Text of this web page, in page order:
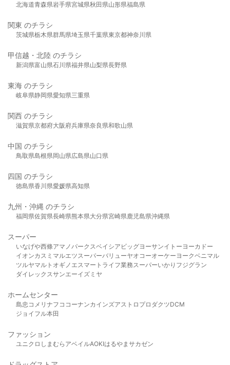
北海道青森県岩手県宮城県秋田県山形県福島県
関東 のチラシ
茨城県栃木県群馬県埼玉県千葉県東京都神奈川県
甲信越・北陸 のチラシ
新潟県富山県石川県福井県山梨県長野県
東海 のチラシ
岐阜県静岡県愛知県三重県
関西 のチラシ
滋賀県京都府大阪府兵庫県奈良県和歌山県
中国 のチラシ
鳥取県島根県岡山県広島県山口県
四国 のチラシ
徳島県香川県愛媛県高知県
九州・沖縄 のチラシ
福岡県佐賀県長崎県熊本県大分県宮崎県鹿児島県沖縄県
スーパー
いなげや西條アマノパークスベイシア ビッグヨーサンイトーヨーカドー
イオンカスミ マルエツスーパーバリューヤオコーオーケー ヨークベニマル
ツルヤマルト オギノ エスマート ライフ業務スーパーいかり フジグラン
ダイレックスサンエーイズミヤ
ホームセンター
島忠 コメリ ナフコ コーナンカインズアストロプロダクツDCM
ジョイフル本田
ファッション
ユニクロ しまむら アベイルAOKIはるやま サカゼン